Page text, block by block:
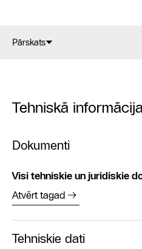
Pārskats
Tehniskā
Dokumenti
Visi tehniskie un juridiskie
Atvērt tagad
Tehniskie dati